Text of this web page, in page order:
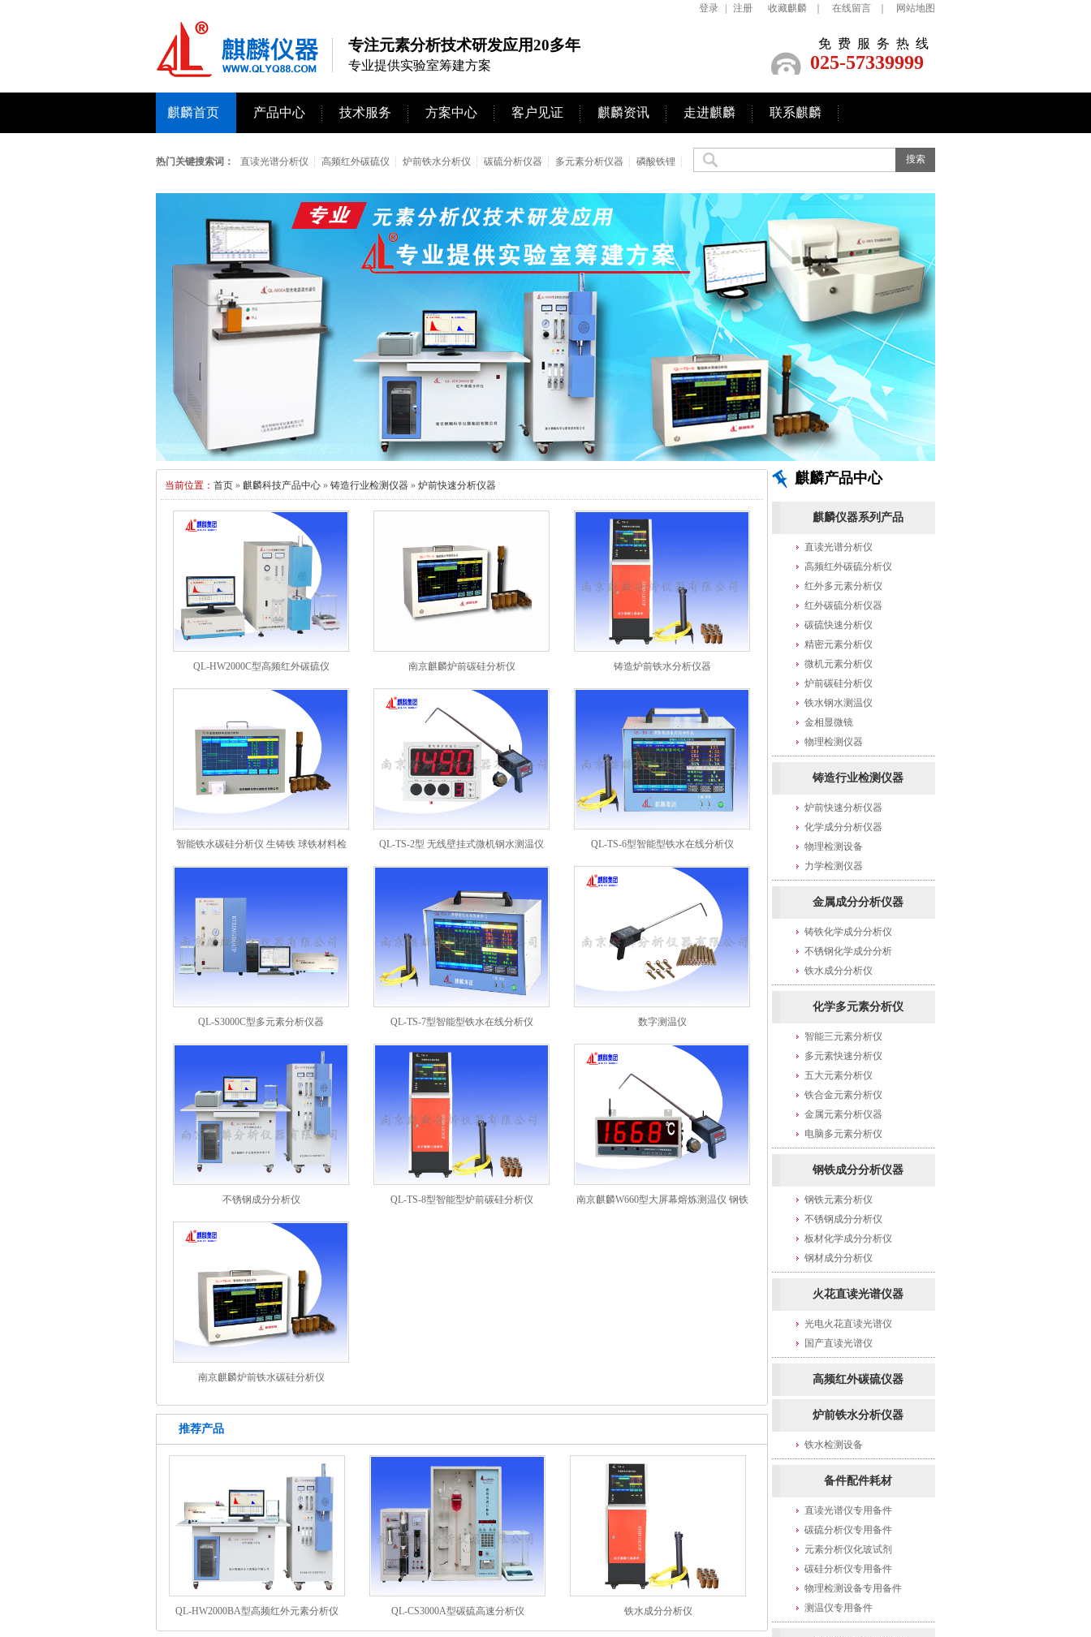
登录 注册 收藏麒麟 在线留言 网站地图
专注元素分析技术研发应用20多年
专业提供实验室筹建方案
免费服务热线
025-57339999
麒麟首页 产品中心 技术服务 方案中心 客户见证 麒麟资讯 走进麒麟 联系麒麟
热门关键搜索词： 直读光谱分析仪 高频红外碳硫仪 炉前铁水分析仪 碳硫分析仪器 多元素分析仪器 磷酸铁锂
当前位置： 首页 » 麒麟科技产品中心 » 铸造行业检测仪器 » 炉前快速分析仪器
QL-HW2000C型高频红外碳硫仪 南京麒麟炉前碳硅分析仪 铸造炉前铁水分析仪器
智能铁水碳硅分析仪 生铸铁 球铁材料检
测
QL-TS-2型 无线壁挂式微机钢水测温仪 QL-TS-6型智能型铁水在线分析仪
QL-S3000C型多元素分析仪器 QL-TS-7型智能型铁水在线分析仪 数字测温仪
不锈钢成分分析仪 QL-TS-8型智能型炉前碳硅分析仪 南京麒麟W660型大屏幕熔炼测温仪 钢铁
南京麒麟炉前铁水碳硅分析仪
推荐产品
QL-HW2000BA型高频红外元素分析仪 QL-CS3000A型碳硫高速分析仪 铁水成分分析仪
麒麟产品中心
麒麟仪器系列产品
直读光谱分析仪
高频红外碳硫分析仪
红外多元素分析仪
红外碳硫分析仪器
碳硫快速分析仪
精密元素分析仪
微机元素分析仪
炉前碳硅分析仪
铁水钢水测温仪
金相显微镜
物理检测仪器
铸造行业检测仪器
炉前快速分析仪器
化学成分分析仪器
物理检测设备
力学检测仪器
金属成分分析仪器
铸铁化学成分分析仪
不锈钢化学成分分析
铁水成分分析仪
化学多元素分析仪
智能三元素分析仪
多元素快速分析仪
五大元素分析仪
铁合金元素分析仪
金属元素分析仪器
电脑多元素分析仪
钢铁成分分析仪器
钢铁元素分析仪
不锈钢成分分析仪
板材化学成分分析仪
钢材成分分析仪
火花直读光谱仪器
光电火花直读光谱仪
国产直读光谱仪
高频红外碳硫仪器
炉前铁水分析仪器
铁水检测设备
备件配件耗材
直读光谱仪专用备件
碳硫分析仪专用备件
元素分析仪化玻试剂
碳硅分析仪专用备件
物理检测设备专用备件
测温仪专用备件